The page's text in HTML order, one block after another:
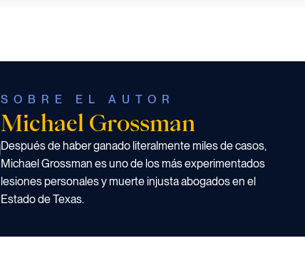
SOBRE EL AUTOR
Michael Grossman
Después de haber ganado literalmente miles de casos,
Michael Grossman es uno de los más experimentados
lesiones personales y muerte injusta abogados en el
Estado de Texas.